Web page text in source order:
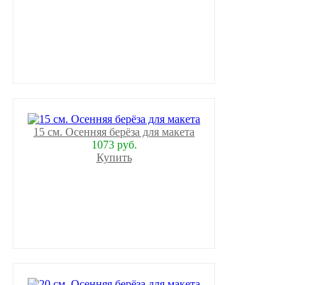
15 см. Осенняя берёза для макета
1073 руб.
Купить